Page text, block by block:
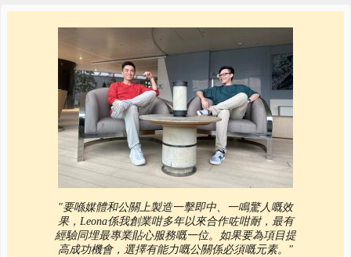
"要喺媒體和公關上製造一擊即中、一鳴驚人嘅效
果，Leona係我創業咁多年以來合作咗咁耐，最有
經驗同埋最專業貼心服務嘅一位。如果要為項目提
高成功機會，選擇有能力嘅公關係必須嘅元素。"